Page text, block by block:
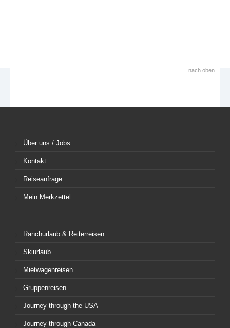
nach oben
Über uns / Jobs
Kontakt
Reiseanfrage
Mein Merkzettel
Ranchurlaub & Reiterreisen
Skiurlaub
Mietwagenreisen
Gruppenreisen
Journey through the USA
Journey through Canada